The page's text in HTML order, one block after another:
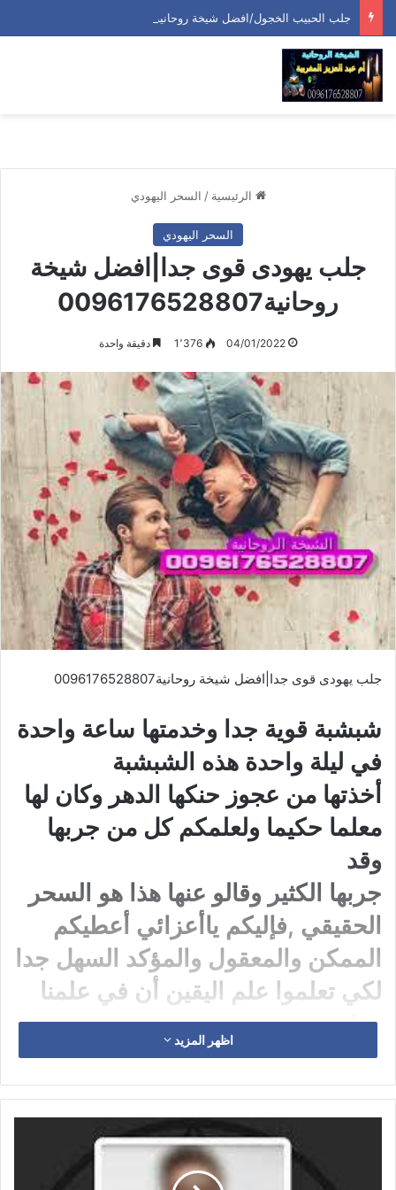
جلب الحبيب الخجول/افضل شيخة روحانية0096176528807
الرئيسية / السحر اليهودي
السحر اليهودي
جلب يهودى قوى جدا|افضل شيخة
روحانية0096176528807
04/01/2022 1٬376 دقيقة واحدة
جلب يهودى قوى جدا|افضل شيخة روحانية0096176528807
شبشبة قوية جدا وخدمتها ساعة واحدة
في ليلة واحدة هذه الشبشبة
أخذتها من عجوز حنكها الدهر وكان لها
معلما حكيما ولعلمكم كل من جربها
وقد
جربها الكثير وقالو عنها هذا هو السحر
الحقيقي ,فإليكم ياأعزائي أعطيكم
الممكن والمعقول والمؤكد السهل جدا
لكي تعلموا علم اليقين أن في علمنا
هذا
يوجد علم بسيط وحقيقي واكيد بأذن
الله المجيد فأليكموها كاملة غير
منقوصة
بكل أمانة وصدق .
اظهر المزيد